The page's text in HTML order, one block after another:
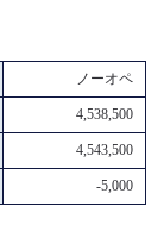
ノーオペ
4,538,500
4,543,500
-5,000